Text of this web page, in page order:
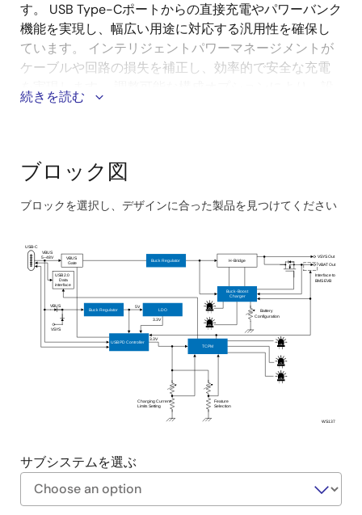
す。 USB Type-Cポートからの直接充電やパワーバンク
機能を実現し、幅広い用途に対応する汎用性を確保し
ています。 インテリジェントパワーマネージメントが
ケーブルや回路の損失を補正し、効率的で安全な充電
を実現します。 調整可能な構成オプションにより、設
計者はバッテリパックの電圧と充電電流を調整するこ
プローチを提供します。
このシステムのメリット：
2～7個のバッテリセルとダイナミックパワーロール
（シンクまたはソース）をサポートし、機器の充電
とパワーバンクとしての電力供給の両方に対応する
多目的な設計が可能
スマートな電源管理で最大240Wを供給し、安全で
信頼性の高い充電を実現
ソフトウェアで設定可能なため、ハードウェアの複
雑さが軽減され、開発スピードを向上
続きを読む
ブロック図
ブロックを選択し、デザインに合った製品を見つけてください
interactive
block
diagram
USB-C
VBUS
5~48V
VSYS Out
VBAT Out
Battery
Configuration
5V
3.3V
VBUS
VSYS
Interface to
BMS EVB
3.3V
Charging Current
Limits Setting
Feature
Selection
WS137
Buck Regulator
VBUS
Gate H-Bridge
Buck-Boost
Charger
Buck Regulator LDO
USB PD Controller
TCPM
USB 2.0
Data
interface
サブシステムを選ぶ